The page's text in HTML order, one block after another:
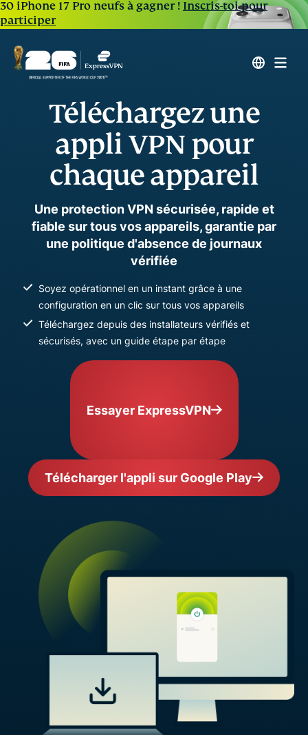
30 iPhone 17 Pro neufs à gagner ! Inscris-toi pour
participer
Téléchargez une
appli VPN pour
chaque appareil
Une protection VPN sécurisée, rapide et
fiable sur tous vos appareils, garantie par
une politique d'absence de journaux
vérifiée
Soyez opérationnel en un instant grâce à une
configuration en un clic sur tous vos appareils
Téléchargez depuis des installateurs vérifiés et
sécurisés, avec un guide étape par étape
Essayer ExpressVPN
Télécharger l'appli sur Google Play